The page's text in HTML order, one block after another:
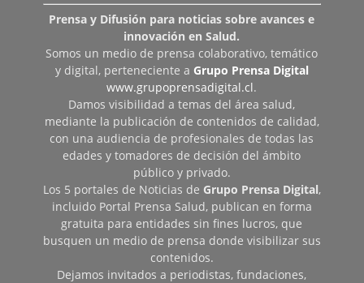
Prensa y Difusión para noticias sobre avances e
innovación en Salud.
Somos un medio de prensa colaborativo, temático
y digital, perteneciente a Grupo Prensa Digital
www.grupoprensadigital.cl.
Damos visibilidad a temas del área salud,
mediante la publicación de contenidos de calidad,
con una audiencia de profesionales de todas las
edades y tomadores de decisión del ámbito
público y privado.
Los 5 portales de Noticias de Grupo Prensa Digital,
incluido Portal Prensa Salud, publican en forma
gratuita para entidades sin fines lucros, que
busquen un medio de prensa donde visibilizar sus
contenidos.
Dejamos invitados a periodistas, fundaciones,